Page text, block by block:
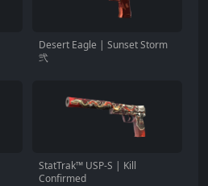
Desert Eagle | Sunset Storm
弐
StatTrak™ USP-S | Kill
Confirmed